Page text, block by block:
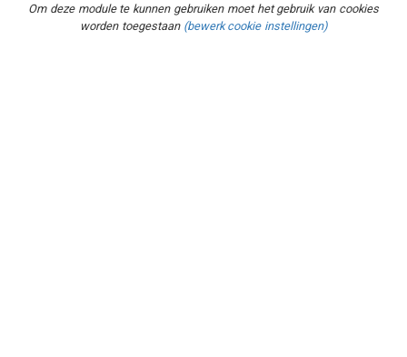
Om deze module te kunnen gebruiken moet het gebruik van cookies
worden toegestaan (bewerk cookie instellingen)